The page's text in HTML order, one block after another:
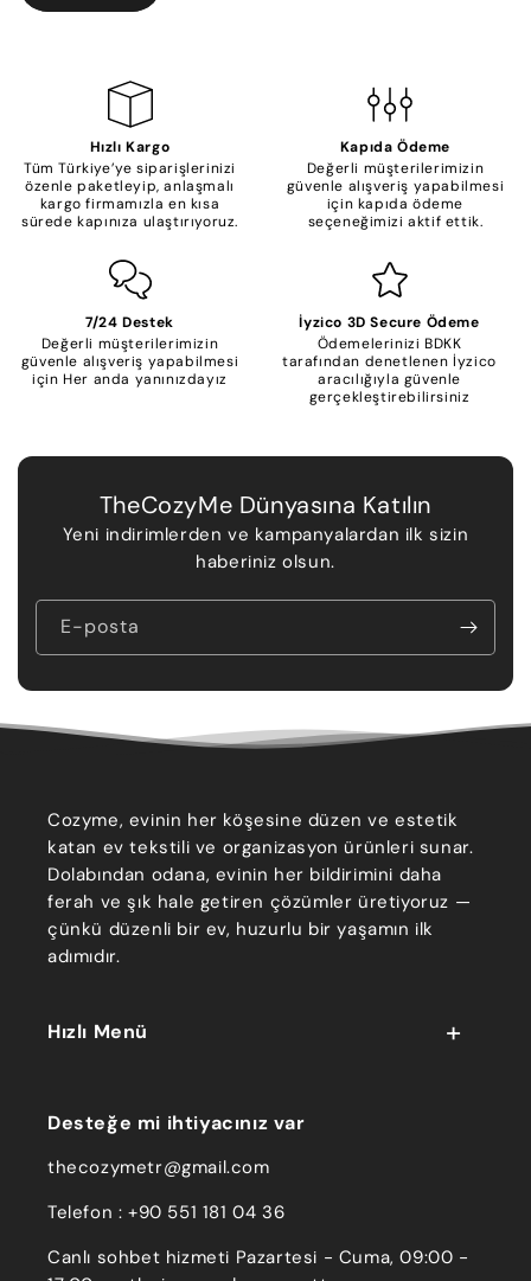
Hızlı Kargo
Tüm Türkiye’ye siparişlerinizi
özenle paketleyip, anlaşmalı
kargo firmamızla en kısa
sürede kapınıza ulaştırıyoruz.
Kapıda Ödeme
Değerli müşterilerimizin
güvenle alışveriş yapabilmesi
için kapıda ödeme
seçeneğimizi aktif ettik.
7/24 Destek
Değerli müşterilerimizin
güvenle alışveriş yapabilmesi
için Her anda yanınızdayız
İyzico 3D Secure Ödeme
Ödemelerinizi BDKK
tarafından denetlenen İyzico
aracılığıyla güvenle
gerçekleştirebilirsiniz
TheCozyMe Dünyasına Katılın
Yeni indirimlerden ve kampanyalardan ilk sizin
haberiniz olsun.
E-posta
Cozyme, evinin her köşesine düzen ve estetik
katan ev tekstili ve organizasyon ürünleri sunar.
Dolabından odana, evinin her bildirimini daha
ferah ve şık hale getiren çözümler üretiyoruz —
çünkü düzenli bir ev, huzurlu bir yaşamın ilk
adımıdır.
Hızlı Menü
Desteğe mi ihtiyacınız var
thecozymetr@gmail.com
Telefon : +90 551 181 04 36
Canlı sohbet hizmeti Pazartesi - Cuma, 09:00 -